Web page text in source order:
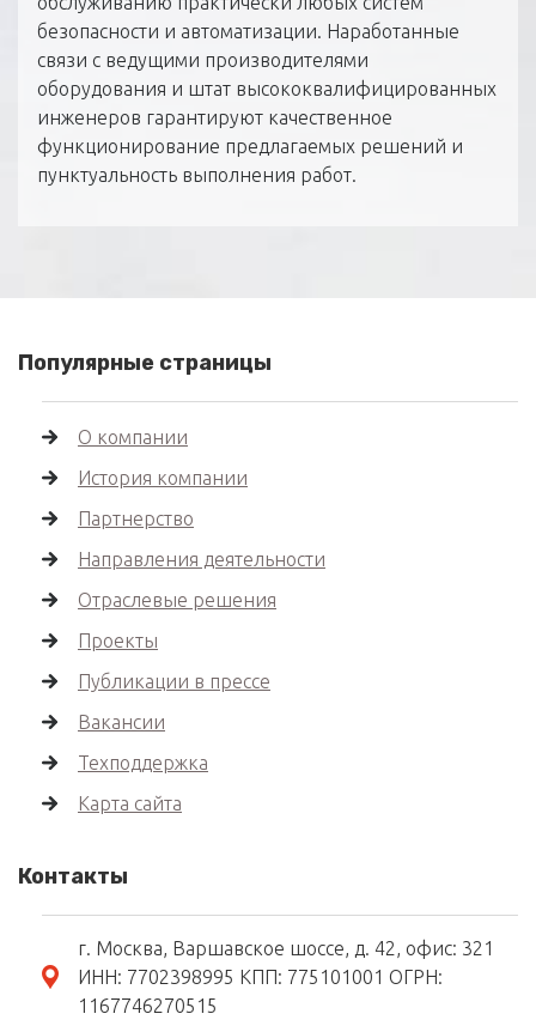
безопасности и автоматизации. Наработанные
связи с ведущими производителями
оборудования и штат высококвалифицированных
инженеров гарантируют качественное
функционирование предлагаемых решений и
пунктуальность выполнения работ.
Популярные страницы
О компании
История компании
Партнерство
Направления деятельности
Отраслевые решения
Проекты
Публикации в прессе
Вакансии
Техподдержка
Карта сайта
Контакты
г. Москва, Варшавское шоссе, д. 42, офис: 321
ИНН: 7702398995 КПП: 775101001 ОГРН:
1167746270515